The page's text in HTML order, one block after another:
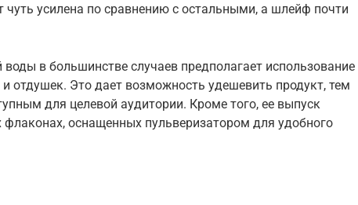
чуть усилена по сравнению с остальными, а шлейф почти
в большинстве случаев предполагает использование
отдушек. Это дает возможность удешевить продукт, тем
для целевой аудитории. Кроме того, ее выпуск
оснащенных пульверизатором для удобного